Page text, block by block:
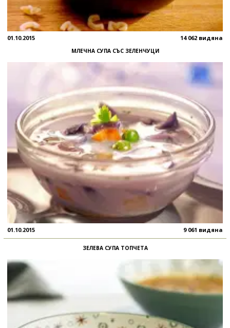
01.10.2015 14 062 видяна
МЛЕЧНА СУПА СЪС ЗЕЛЕНЧУЦИ
01.10.2015 9 061 видяна
ЗЕЛЕВА СУПА ТОПЧЕТА